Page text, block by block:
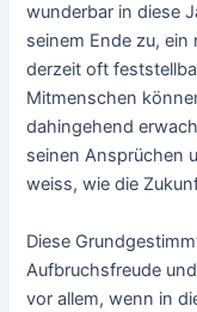
wunderbar in diese
seinem Ende zu,
derzeit oft
Mitmenschen
dahingehend
seinen Ansprüchen
weiss, wie die
Diese
Aufbruchsfreude
vor allem, wenn in